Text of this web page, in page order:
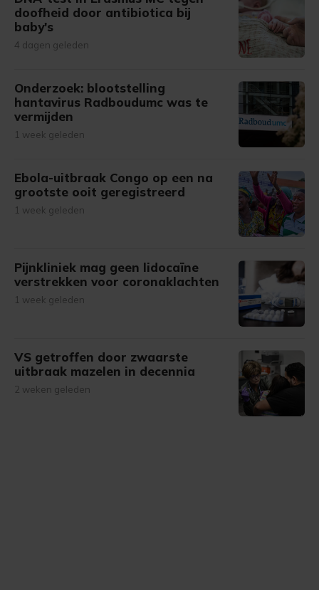
doofheid door antibiotica bij
baby's
4 dagen geleden
Onderzoek: blootstelling
hantavirus Radboudumc was te
vermijden
1 week geleden
Ebola-uitbraak Congo op een na
grootste ooit geregistreerd
1 week geleden
Pijnkliniek mag geen lidocaïne
verstrekken voor coronaklachten
1 week geleden
VS getroffen door zwaarste
uitbraak mazelen in decennia
2 weken geleden